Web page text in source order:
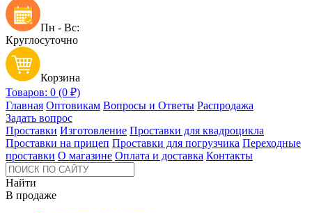
Пн - Вс:
Круглосуточно
Корзина
Товаров: 0 (0 ₽)
Главная Оптовикам Вопросы и Ответы Распродажа
Задать вопрос
Проставки Изготовление Проставки для квадроцикла
Проставки на прицеп Проставки для погрузчика Переходные
проставки О магазине Оплата и доставка Контакты
Найти
В продаже